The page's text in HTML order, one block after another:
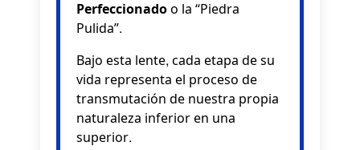
Perfeccionadoo la “Piedra
Pulida”.
Bajo esta lente, cada etapa de su
vida representa el proceso de
transmutación de nuestra propia
naturaleza inferior en una
superior.